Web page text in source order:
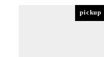
pickup